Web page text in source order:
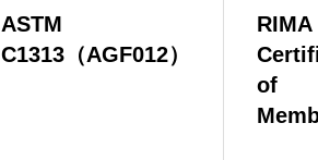
ASTM
C1313（AGF012）
RIMA
of